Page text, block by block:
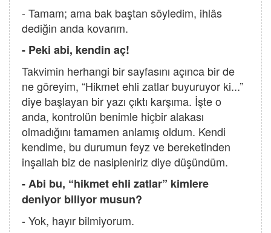
- Tamam; ama bak baştan söyledim, ihlâs
dediğin anda kovarım.
- Peki abi, kendin aç!
Takvimin herhangi bir sayfasını açınca bir de
ne göreyim, “Hikmet ehli zatlar buyuruyor ki...”
diye başlayan bir yazı çıktı karşıma. İşte o
anda, kontrolün benimle hiçbir alakası
olmadığını tamamen anlamış oldum. Kendi
kendime, bu durumun feyz ve bereketinden
inşallah biz de nasipleniriz diye düşündüm.
- Abi bu, “hikmet ehli zatlar” kimlere
deniyor biliyor musun?
- Yok, hayır bilmiyorum.